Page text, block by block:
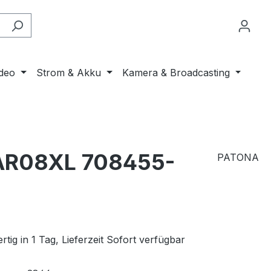
Strom & Akku
Kamera & Broadcasting
708455-
PATONA
in 1 Tag, Lieferzeit Sofort verfügbar